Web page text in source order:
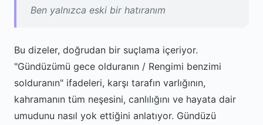
Ben yalnızca eski bir hatıranım
Bu dizeler, doğrudan bir suçlama içeriyor.
"Gündüzümü gece olduranın / Rengimi benzimi
solduranın" ifadeleri, karşı tarafın varlığının,
kahramanın tüm neşesini, canlılığını ve hayata dair
umudunu nasıl yok ettiğini anlatıyor. Gündüzü